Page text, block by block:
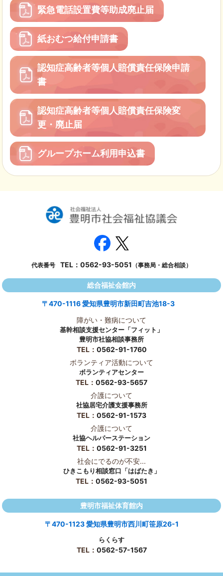
緊急電話設置費等助成廃止届
紙おむつ給付申請書
認知症高齢者等個人賠償責任保険申請
書
認知症高齢者等個人賠償責任保険変
更・廃止届
グループホーム利用申込書
代表番号 TEL： 0562-93-5051 （事務局・総合相談）
総合福祉会館内
〒470-1116 愛知県豊明市新田町吉池18-3
障がい・難病について
基幹相談支援センター「フィット」
豊明市社協相談事務所
TEL： 0562-91-1760
ボランティア活動について
ボランティアセンター
TEL： 0562-93-5657
介護について
社協居宅介護支援事務所
TEL： 0562-91-1573
介護について
社協ヘルパーステーション
TEL： 0562-91-3251
社会にでるのが不安...
ひきこもり相談窓口「はばたき」
TEL： 0562-93-5051
豊明市福祉体育館内
〒470-1123 愛知県豊明市西川町笹原26-1
らくらす
TEL： 0562-57-1567